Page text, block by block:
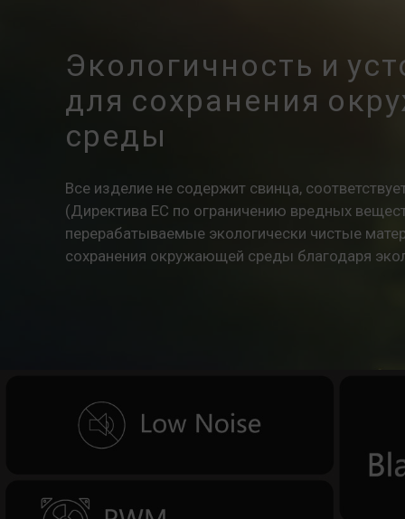
Экологичность и
для сохранения
среды
Все изделие не содержит свинца,
(Директива ЕС по ограничению вредных
перерабатываемые экологически чистые
сохранения окружающей среды благодаря